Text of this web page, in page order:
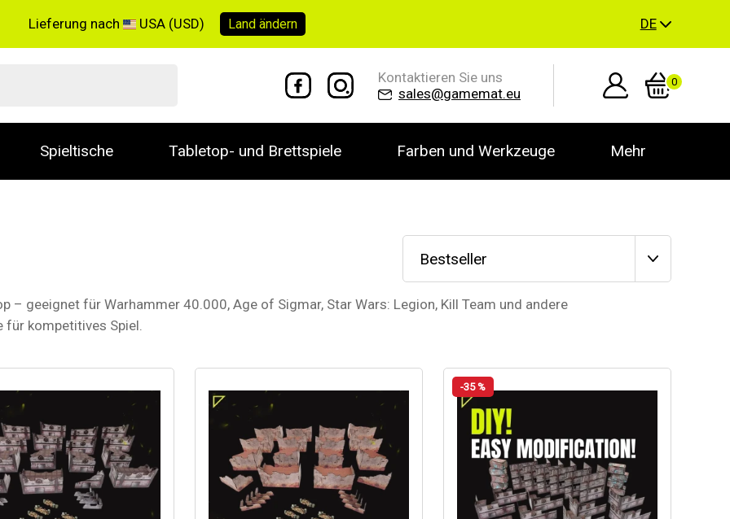
Lieferung nach USA (USD) Land ändern DE
Kontaktieren Sie uns
sales@gamemat.eu
0
Spieltische Tabletop- und Brettspiele Farben und Werkzeuge Mehr
– geeignet für Warhammer 40.000, Age of Sigmar, Star Wars: Legion, Kill Team und andere
für kompetitives Spiel.
Bestseller
-35 %